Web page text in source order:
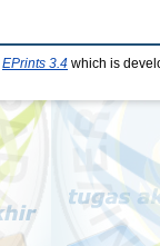
EPrints 3.4 which is